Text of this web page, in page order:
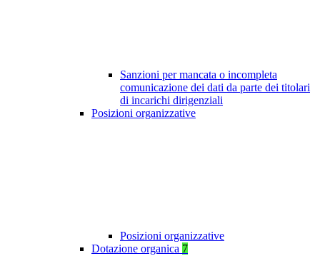
Sanzioni per mancata o incompleta
comunicazione dei dati da parte dei titolari
di incarichi dirigenziali
Posizioni organizzative
Posizioni organizzative
Dotazione organica 7